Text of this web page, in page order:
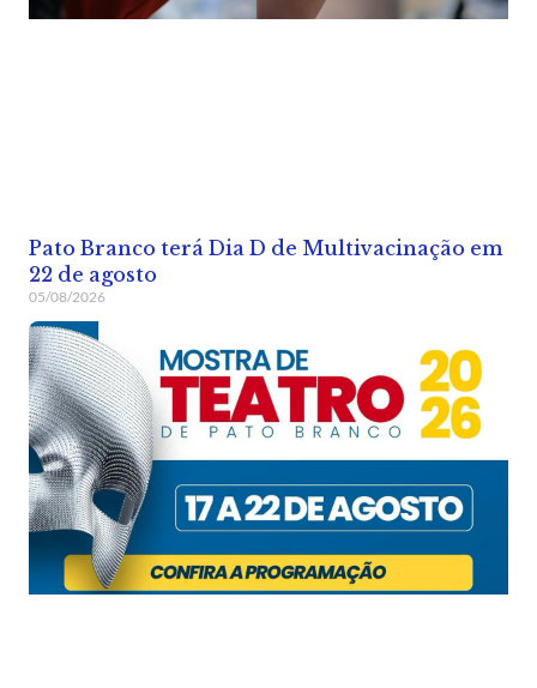
Pato Branco terá Dia D de Multivacinação em
22 de agosto
05/08/2026